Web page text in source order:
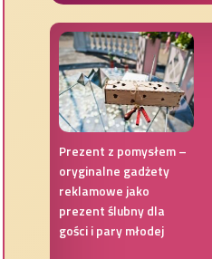
Prezent z pomysłem –
oryginalne gadżety
reklamowe jako
prezent ślubny dla
gości i pary młodej